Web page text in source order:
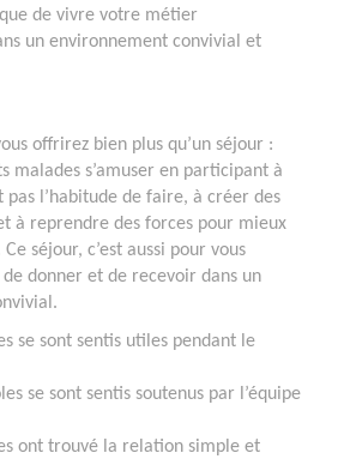
de vivre votre métier
un environnement convivial et
offrirez bien plus qu’un séjour :
malades s’amuser en participant à
pas l’habitude de faire, à créer des
à reprendre des forces pour mieux
séjour, c’est aussi pour vous
de donner et de recevoir dans un
se sont sentis utiles pendant le
se sont sentis soutenus par l’équipe
ont trouvé la relation simple et